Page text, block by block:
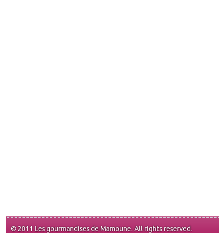
© 2011 Les gourmandises de Mamoune. All rights reserved.